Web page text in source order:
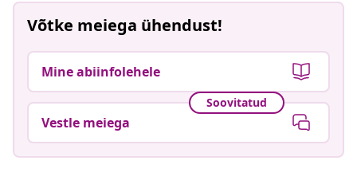
Võtke meiega ühendust!
Mine abiinfolehele
Soovitatud
Vestle meiega